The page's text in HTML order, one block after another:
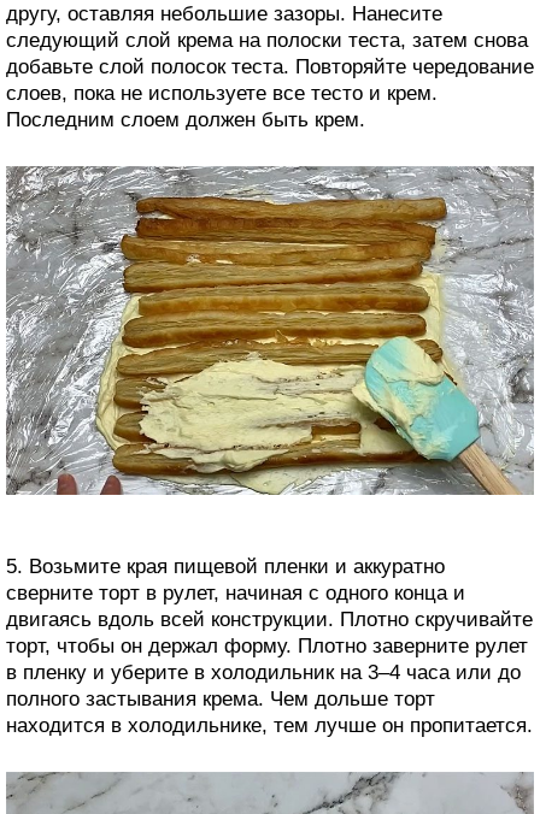
другу, оставляя небольшие зазоры. Нанесите
следующий слой крема на полоски теста, затем снова
добавьте слой полосок теста. Повторяйте чередование
слоев, пока не используете все тесто и крем.
Последним слоем должен быть крем.
5. Возьмите края пищевой пленки и аккуратно
сверните торт в рулет, начиная с одного конца и
двигаясь вдоль всей конструкции. Плотно скручивайте
торт, чтобы он держал форму. Плотно заверните рулет
в пленку и уберите в холодильник на 3–4 часа или до
полного застывания крема. Чем дольше торт
находится в холодильнике, тем лучше он пропитается.